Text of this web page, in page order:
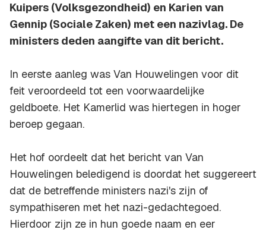
Kuipers (Volksgezondheid) en Karien van
Gennip (Sociale Zaken) met een nazivlag. De
ministers deden aangifte van dit bericht.
In eerste aanleg was Van Houwelingen voor dit
feit veroordeeld tot een voorwaardelijke
geldboete. Het Kamerlid was hiertegen in hoger
beroep gegaan.
Het hof oordeelt dat het bericht van Van
Houwelingen beledigend is doordat het suggereert
dat de betreffende ministers nazi's zijn of
sympathiseren met het nazi-gedachtegoed.
Hierdoor zijn ze in hun goede naam en eer